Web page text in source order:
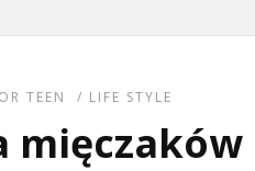
TEEN / LIFE STYLE
mięczaków